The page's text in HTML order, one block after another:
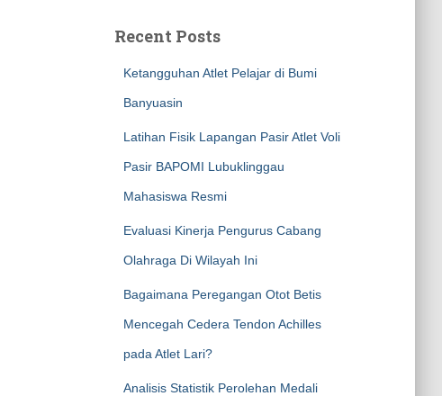
Recent Posts
Ketangguhan Atlet Pelajar di Bumi
Banyuasin
Latihan Fisik Lapangan Pasir Atlet Voli
Pasir BAPOMI Lubuklinggau
Mahasiswa Resmi
Evaluasi Kinerja Pengurus Cabang
Olahraga Di Wilayah Ini
Bagaimana Peregangan Otot Betis
Mencegah Cedera Tendon Achilles
pada Atlet Lari?
Analisis Statistik Perolehan Medali